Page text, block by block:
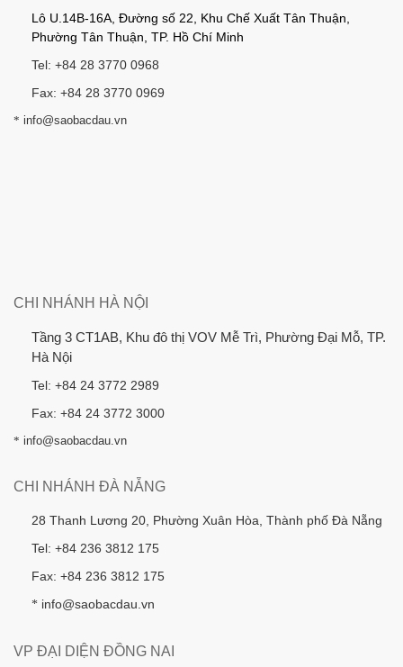
Lô U.14B-16A, Đường số 22, Khu Chế Xuất Tân Thuận,
Phường Tân Thuận, TP. Hồ Chí Minh
Tel: +84 28 3770 0968
Fax: +84 28 3770 0969
* info@saobacdau.vn
CHI NHÁNH HÀ NỘI
Tầng 3 CT1AB, Khu đô thị VOV Mễ Trì, Phường Đại Mỗ, TP.
Hà Nội
Tel: +84 24 3772 2989
Fax: +84 24 3772 3000
* info@saobacdau.vn
CHI NHÁNH ĐÀ NẴNG
28 Thanh Lương 20, Phường Xuân Hòa, Thành phố Đà Nẵng
Tel: +84 236 3812 175
Fax: +84 236 3812 175
* info@saobacdau.vn
VP ĐẠI DIỆN ĐỒNG NAI